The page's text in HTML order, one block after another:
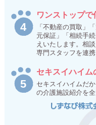
ワンストップ
「不動産の買取」
元保証」「相続手
えいたします。相
専門スタッフを連
セキスイハイム
セキスイハイムだ
の介護施設紹介を